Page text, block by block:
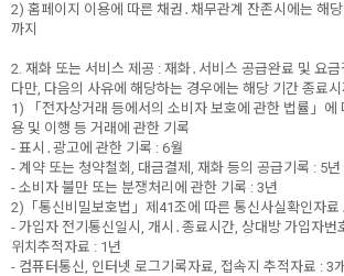
2) 홈페이지 이용에 따른 채권․채무관계 잔존시에는 해
까지
2. 재화 또는 서비스 제공 : 재화․서비스 공급완료 및 요금
다만, 다음의 사유에 해당하는 경우에는 해당 기간 종료시
1) 「전자상거래 등에서의 소비자 보호에 관한 법률」에
용 및 이행 등 거래에 관한 기록
- 표시․광고에 관한 기록 : 6월
- 계약 또는 청약철회, 대금결제, 재화 등의 공급기록 : 5년
- 소비자 불만 또는 분쟁처리에 관한 기록 : 3년
2)「통신비밀보호법」제41조에 따른 통신사실확인자료
- 가입자 전기통신일시, 개시․종료시간, 상대방 가입자번
위치추적자료 : 1년
- 컴퓨터통신, 인터넷 로그기록자료, 접속지 추적자료 : 3